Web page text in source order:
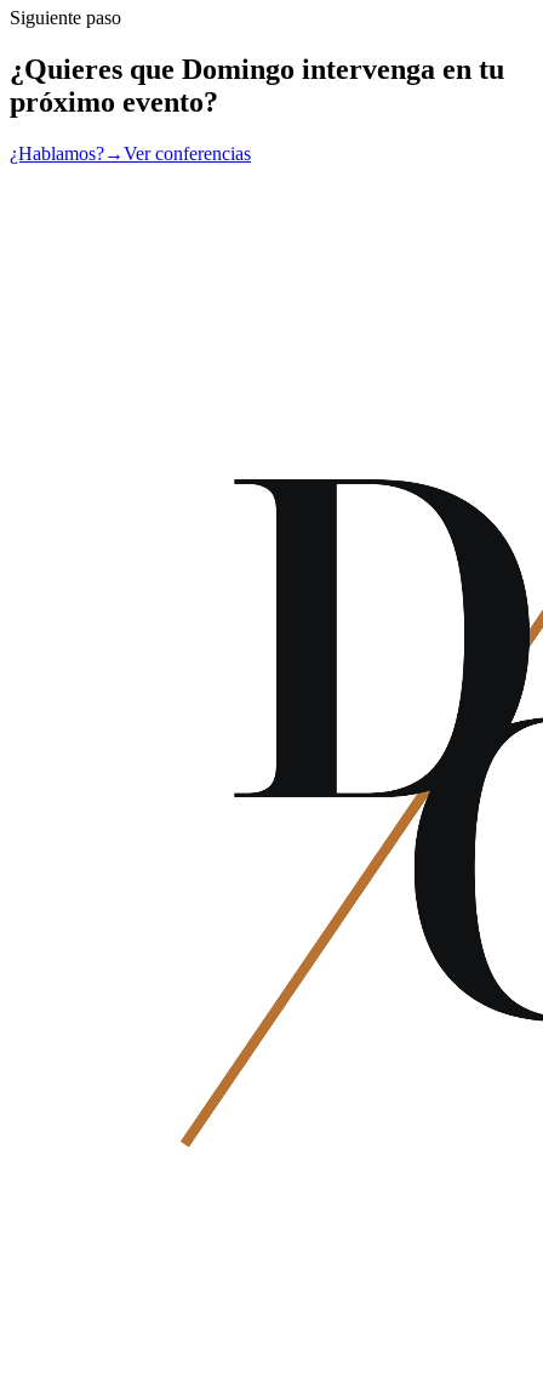
Siguiente paso
¿Quieres que Domingo intervenga en tu
próximo evento?
¿Hablamos?→Ver conferencias